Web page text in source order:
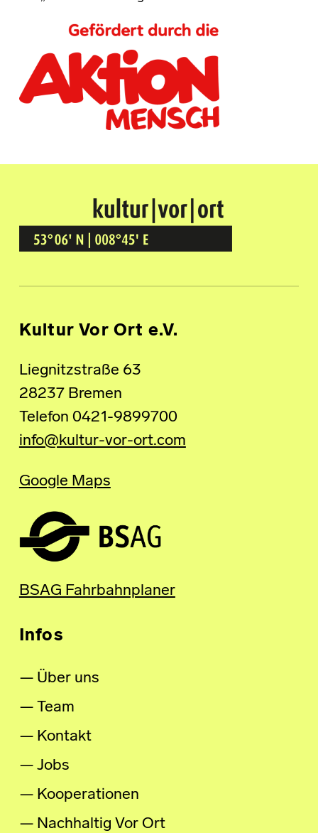
Kultur Vor Ort
BREMEN GRÖPELINGEN
Kultur Vor Ort e.V.
Liegnitzstraße 63
28237 Bremen
Telefon 0421-9899700
info@kultur-vor-ort.com
Google Maps
BSAG Fahrbahnplaner
Infos
Über uns
Team
Kontakt
Jobs
Kooperationen
Nachhaltig Vor Ort